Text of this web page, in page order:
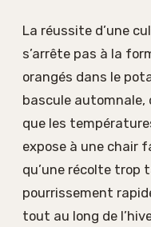
La réussite d’une
s’arrête pas à la
orangés dans le
bascule automnale,
que les
expose à une chair
qu’une récolte trop
pourrissement
tout au long de